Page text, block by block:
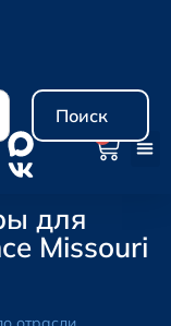
Поиск
для
Missouri